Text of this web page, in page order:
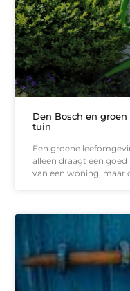
Den Bosch en
tuin
Een groene
alleen draagt een
van een woning,